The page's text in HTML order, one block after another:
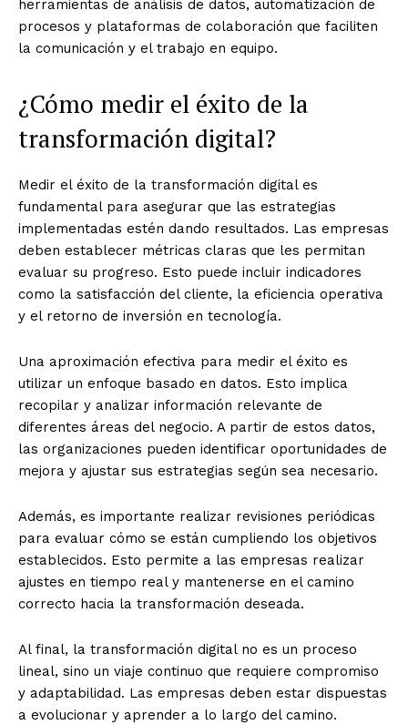
herramientas de análisis de datos, automatización de
procesos y plataformas de colaboración que faciliten
la comunicación y el trabajo en equipo.
¿Cómo medir el éxito de la
transformación digital?
Medir el éxito de la transformación digital es
fundamental para asegurar que las estrategias
implementadas estén dando resultados. Las empresas
deben establecer métricas claras que les permitan
evaluar su progreso. Esto puede incluir indicadores
como la satisfacción del cliente, la eficiencia operativa
y el retorno de inversión en tecnología.
Una aproximación efectiva para medir el éxito es
utilizar un enfoque basado en datos. Esto implica
recopilar y analizar información relevante de
diferentes áreas del negocio. A partir de estos datos,
las organizaciones pueden identificar oportunidades de
mejora y ajustar sus estrategias según sea necesario.
Además, es importante realizar revisiones periódicas
para evaluar cómo se están cumpliendo los objetivos
establecidos. Esto permite a las empresas realizar
ajustes en tiempo real y mantenerse en el camino
correcto hacia la transformación deseada.
Al final, la transformación digital no es un proceso
lineal, sino un viaje continuo que requiere compromiso
y adaptabilidad. Las empresas deben estar dispuestas
a evolucionar y aprender a lo largo del camino.